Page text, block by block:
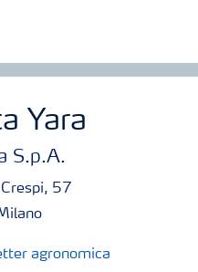
Yara
S.p.A.
57
agronomica